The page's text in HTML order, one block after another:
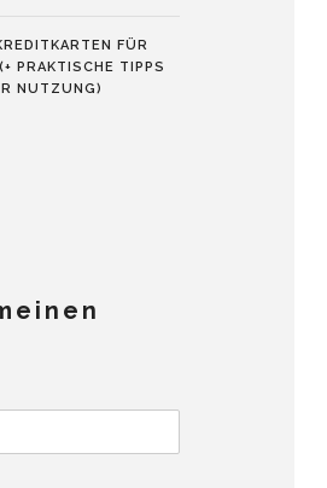
FÜR
PRAKTISCHE TIPPS
NUTZUNG)